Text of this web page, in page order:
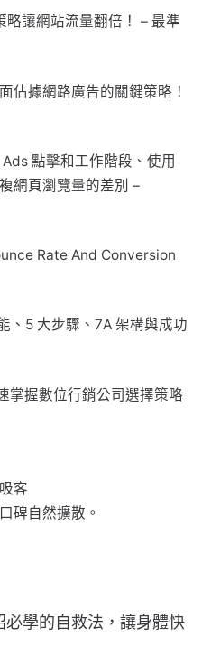
略讓網站流量翻倍！ – 最準
佔據網路廣告的關鍵策略！
點擊和工作階段、使用
網頁瀏覽量的差別 –
Rate And Conversion
、5 大步驟、7A 架構與成功
掌握數位行銷公司選擇策略
客
碑自然擴散。
學的自救法，讓身體快